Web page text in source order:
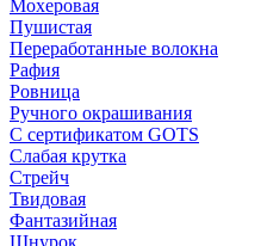
Мохеровая
Пушистая
Переработанные волокна
Рафия
Ровница
Ручного окрашивания
С сертификатом GOTS
Слабая крутка
Стрейч
Твидовая
Фантазийная
Шнурок